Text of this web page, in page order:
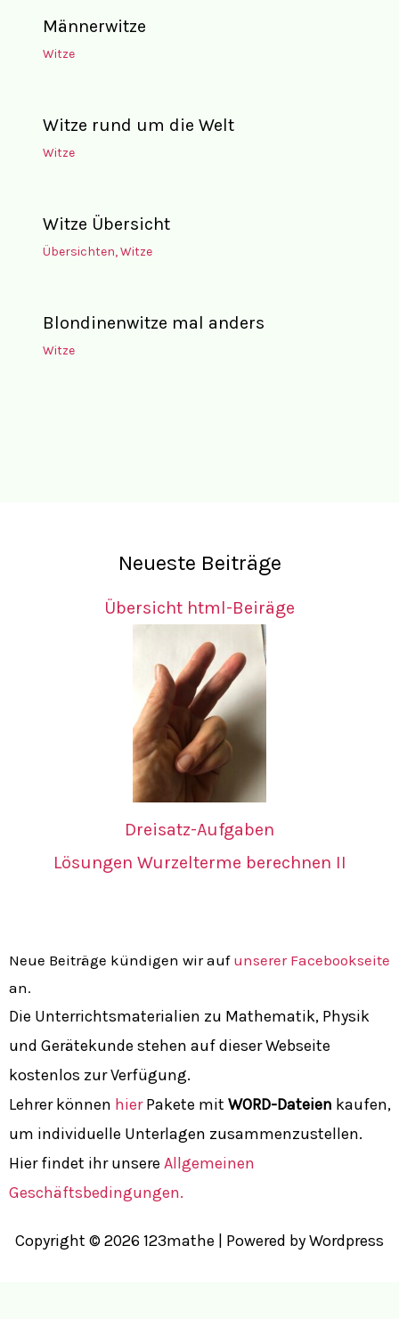
Männerwitze
Witze
Witze rund um die Welt
Witze
Witze Übersicht
Übersichten,Witze
Blondinenwitze mal anders
Witze
Neueste Beiträge
Übersicht html-Beiräge
Dreisatz-Aufgaben
Lösungen Wurzelterme berechnen II
Neue Beiträge kündigen wir auf unserer Facebookseite
an.
Die Unterrichtsmaterialien zu Mathematik, Physik
und Gerätekunde stehen auf dieser Webseite
kostenlos zur Verfügung.
Lehrer können hierPakete mit WORD-Dateien kaufen,
um individuelle Unterlagen zusammenzustellen.
Hier findet ihr unsere Allgemeinen
Geschäftsbedingungen.
Copyright © 2026 123mathe | Powered by Wordpress